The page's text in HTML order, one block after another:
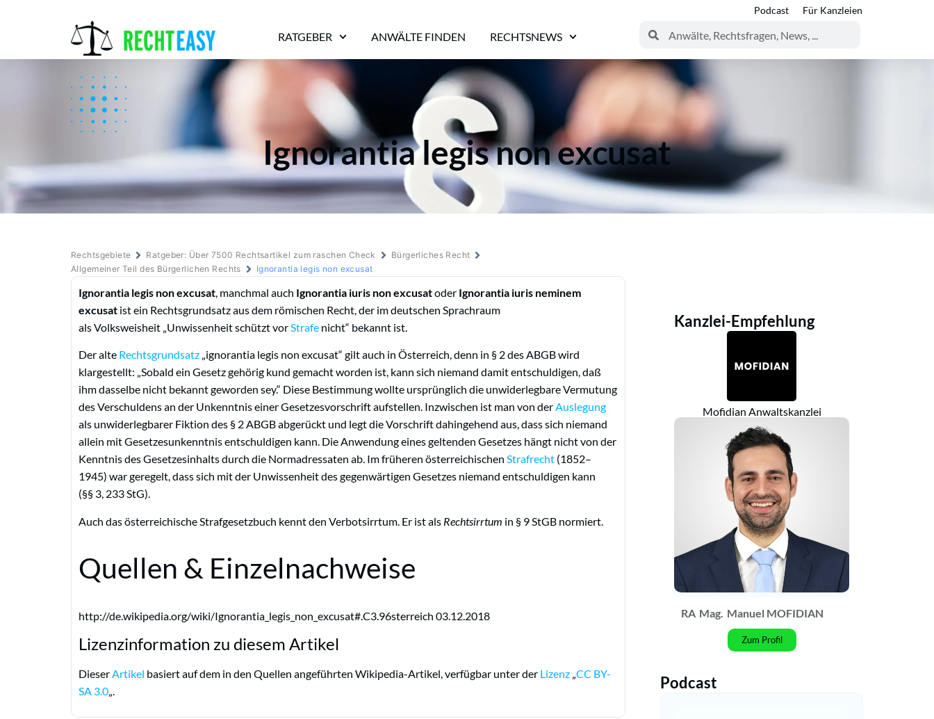
Podcast Für Kanzleien
RATGEBER ANWÄLTE FINDEN RECHTSNEWS
Ignorantia legis non excusat
Rechtsgebiete Ratgeber: Über 7500 Rechtsartikel zum raschen Check
Bürgerliches Recht
Allgemeiner Teil des Bürgerlichen Rechts
Ignorantia legis non excusat
Ignorantia legis non excusat , manchmal auch Ignorantia iuris non excusatoder Ignorantia iuris neminem
excusat ist ein Rechtsgrundsatz aus dem römischen Recht, der im deutschen Sprachraum
als Volksweisheit „Unwissenheit schützt vor Strafe nicht“ bekannt ist.
Der alte Rechtsgrundsatz „ignorantia legis non excusat“ gilt auch in Österreich, denn in § 2 des ABGB wird
klargestellt: „Sobald ein Gesetz gehörig kund gemacht worden ist, kann sich niemand damit entschuldigen, daß
ihm dasselbe nicht bekannt geworden sey.“ Diese Bestimmung wollte ursprünglich die unwiderlegbare Vermutung
des Verschuldens an der Unkenntnis einer Gesetzesvorschrift aufstellen. Inzwischen ist man von derAuslegung
als unwiderlegbarer Fiktion des § 2 ABGB abgerückt und legt die Vorschrift dahingehend aus, dass sich niemand
allein mit Gesetzesunkenntnis entschuldigen kann. Die Anwendung eines geltenden Gesetzes hängt nicht von der
Kenntnis des Gesetzesinhalts durch die Normadressaten ab. Im früheren österreichischen Strafrecht (1852–
1945) war geregelt, dass sich mit der Unwissenheit des gegenwärtigen Gesetzes niemand entschuldigen kann
(§§ 3, 233 StG).
Auch das österreichische Strafgesetzbuch kennt den Verbotsirrtum. Er ist als Rechtsirrtum in § 9 StGB normiert.
Quellen & Einzelnachweise
http://de.wikipedia.org/wiki/Ignorantia_legis_non_excusat#.C3.96sterreich 03.12.2018
Lizenzinformation zu diesem Artikel
DieserArtikel basiert auf dem in den Quellen angeführten Wikipedia-Artikel, verfügbar unter der Lizenz „CC BY-
SA 3.0„.
Kanzlei-Empfehlung
Mofidian Anwaltskanzlei
RA Mag. Manuel MOFIDIAN
Zum Profil
Podcast
Alle Anwälte